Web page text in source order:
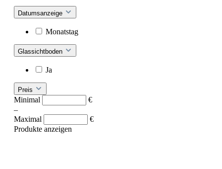
Datumsanzeige
Monatstag
Glassichtboden
Ja
Preis
Minimal
€
–
Maximal
€
Produkte anzeigen